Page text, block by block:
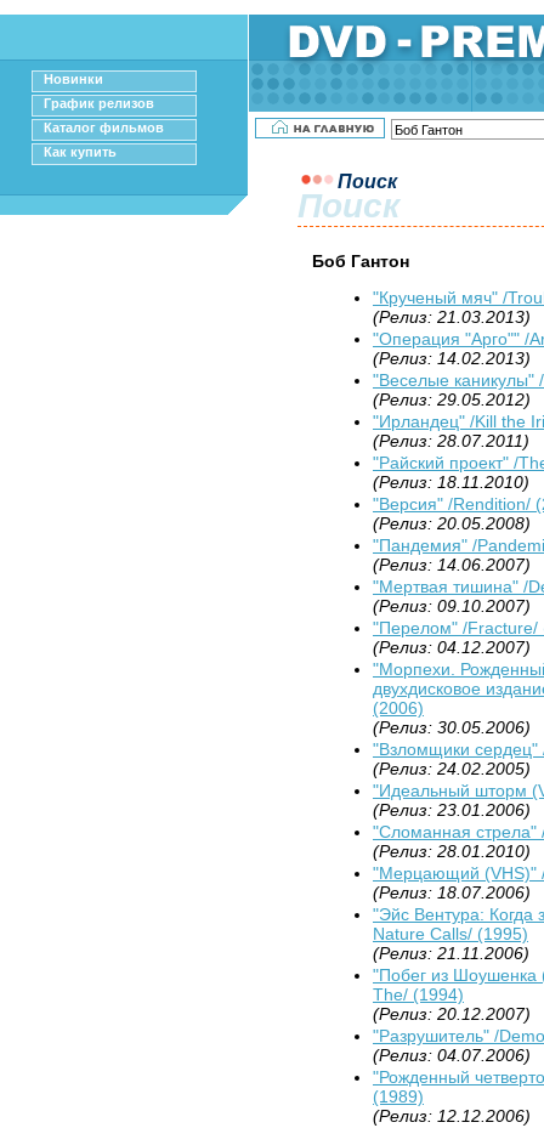
Новинки
График релизов
Каталог фильмов
Как купить
Поиск
Поиск
Боб Гантон
"Крученый мяч" /
(Релиз: 21.03.2013)
"Операция "Арго"" /
(Релиз: 14.02.2013)
"Веселые каникулы"
(Релиз: 29.05.2012)
"Ирландец" /Kill the
(Релиз: 28.07.2011)
"Райский проект" /
(Релиз: 18.11.2010)
"Версия" /Rendition/
(Релиз: 20.05.2008)
"Пандемия" /
(Релиз: 14.06.2007)
"Мертвая тишина" /
(Релиз: 09.10.2007)
"Перелом" /Fracture/
(Релиз: 04.12.2007)
"Морпехи.
двухдисковое
(2006)
(Релиз: 30.05.2006)
"Взломщики сердец"
(Релиз: 24.02.2005)
"Идеальный шторм
(Релиз: 23.01.2006)
"Сломанная стрела"
(Релиз: 28.01.2010)
"Мерцающий (VHS)"
(Релиз: 18.07.2006)
"Эйс Вентура: Когда
Nature Calls/ (1995)
(Релиз: 21.11.2006)
"Побег из Шоушенка
The/ (1994)
(Релиз: 20.12.2007)
"Разрушитель" /
(Релиз: 04.07.2006)
"Рожденный
(1989)
(Релиз: 12.12.2006)